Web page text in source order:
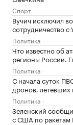
Спорт
Вучич исключил
сотрудничество с
Политика
Что известно об
регионы России.
Политика
С начала суток
дронов, летевших
Политика
Зеленский
с США по ракетам